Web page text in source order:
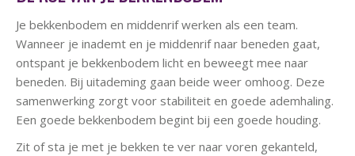
Je bekkenbodem en middenrif werken als een team.
Wanneer je inademt en je middenrif naar beneden gaat,
ontspant je bekkenbodem licht en beweegt mee naar
beneden. Bij uitademing gaan beide weer omhoog. Deze
samenwerking zorgt voor stabiliteit en goede ademhaling.
Een goede bekkenbodem begint bij een goede houding.
Zit of sta je met je bekken te ver naar voren gekanteld,